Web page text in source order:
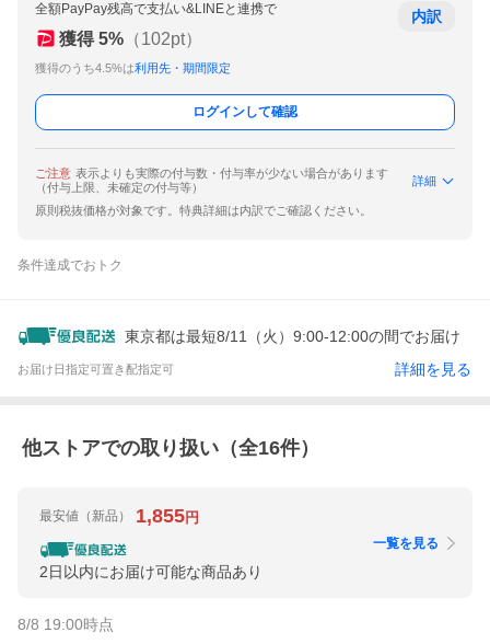
全額PayPay残高で支払い&LINEと連携で
獲得 5% （102pt）
獲得のうち4.5%は利用先・期間限定
内訳
ログインして確認
ご注意 表示よりも実際の付与数・付与率が少ない場合があります
（付与上限、未確定の付与等）
詳細
原則税抜価格が対象です。特典詳細は内訳でご確認ください。
条件達成でおトク
東京都は最短8/11（火）9:00-12:00の間でお届け
お届け日指定可置き配指定可 詳細を見る
他ストアでの取り扱い（全16件）
最安値 （新品） 1,855円
2日以内にお届け可能な商品あり
一覧を見る
8/8 19:00時点